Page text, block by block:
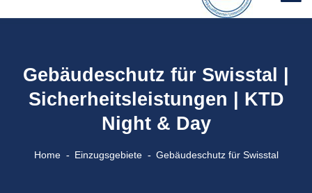
Gebäudeschutz für Swisstal |
Sicherheitsleistungen | KTD
Night & Day
Home Einzugsgebiete Gebäudeschutz für Swisstal